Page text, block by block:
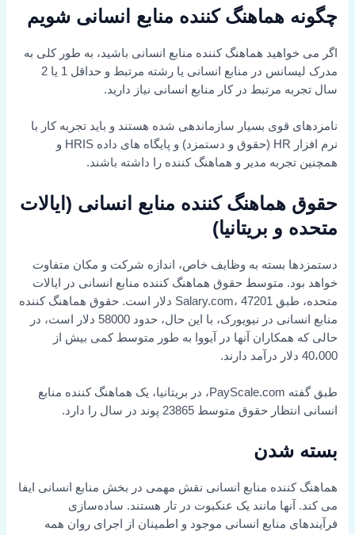
چگونه هماهنگ کننده منابع انسانی شویم
اگر می خواهید هماهنگ کننده منابع انسانی باشید، به طور کلی به
مدرک لیسانس در منابع انسانی یا رشته مرتبط و حداقل 1 یا 2
سال تجربه مرتبط در کار منابع انسانی نیاز دارید.
نامزدهای قوی بسیار سازماندهی شده هستند و باید تجربه کار با
نرم افزار HR (حقوق و دستمزد) و پایگاه های داده HRIS و
همچنین تجربه مدیر و هماهنگ کننده را داشته باشند.
حقوق هماهنگ کننده منابع انسانی (ایالات
متحده و بریتانیا)
دستمزدها بسته به وظایف خاص، اندازه شرکت و مکان متفاوت
خواهد بود. متوسط حقوق هماهنگ کننده منابع انسانی در ایالات
متحده، طبق Salary.com، 47201 دلار است. حقوق هماهنگ کننده
منابع انسانی در نیویورک، با این حال، حدود 58000 دلار است، در
حالی که همکاران آنها در آیووا به طور متوسط کمی بیش از
40،000 دلار درآمد دارند.
طبق گفته PayScale.com، در بریتانیا، یک هماهنگ کننده منابع
انسانی انتظار حقوق متوسط 23865 پوند در سال را دارد.
بسته شدن
هماهنگ کننده منابع انسانی نقش مهمی در بخش منابع انسانی ایفا
می کند. آنها مانند یک عنکبوت در تار هستند. ساده‌سازی
فرآیندهای منابع انسانی موجود و اطمینان از اجرای روان همه